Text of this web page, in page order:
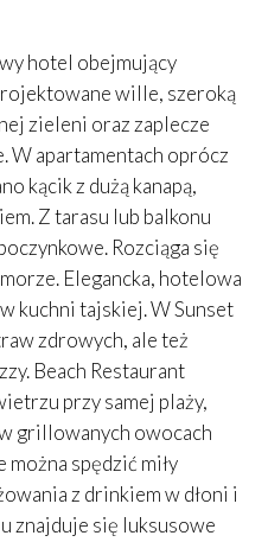
hotel obejmujący
wille, szeroką
zieleni oraz zaplecze
W apartamentach oprócz
kącik z dużą kanapą,
Z tarasu lub balkonu
Rozciąga się
Elegancka, hotelowa
kuchni tajskiej. W Sunset
zdrowych, ale też
Beach Restaurant
przy samej plaży,
grillowanych owocach
można spędzić miły
z drinkiem w dłoni i
znajduje się luksusowe